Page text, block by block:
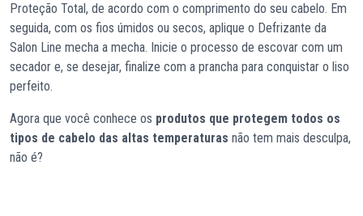
Proteção Total, de acordo com o comprimento do seu cabelo. Em
seguida, com os fios úmidos ou secos, aplique o Defrizante da
Salon Line mecha a mecha. Inicie o processo de escovar com um
secador e, se desejar, finalize com a prancha para conquistar o liso
perfeito.
Agora que você conhece os produtos que protegem todos os
tipos de cabelo das altas temperaturas não tem mais desculpa,
não é?